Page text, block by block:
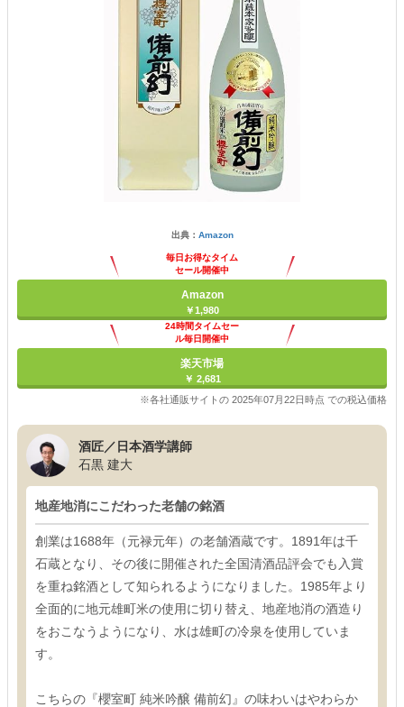
出典： Amazon
毎日お得なタイム
セール開催中
Amazon
￥1,980
24時間タイムセー
ル毎日開催中
楽天市場
￥ 2,681
※各社通販サイトの 2025年07月22日時点 での税込価格
酒匠／日本酒学講師
石黒 建大
地産地消にこだわった老舗の銘酒
創業は1688年（元禄元年）の老舗酒蔵です。1891年は千
石蔵となり、その後に開催された全国清酒品評会でも入賞
を重ね銘酒として知られるようになりました。1985年より
全面的に地元雄町米の使用に切り替え、地産地消の酒造り
をおこなうようになり、水は雄町の冷泉を使用していま
す。
こちらの『櫻室町 純米吟醸 備前幻』の味わいはやわらか